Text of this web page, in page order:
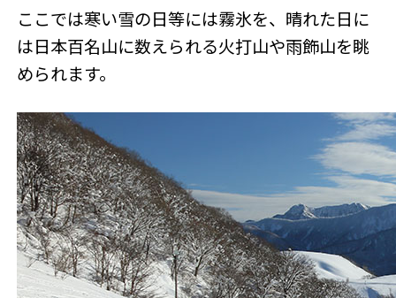
ここでは寒い雪の日等には霧氷を、晴れた日に
は日本百名山に数えられる火打山や雨飾山を眺
められます。